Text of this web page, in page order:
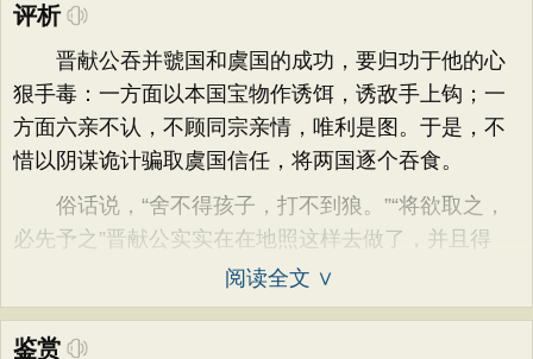
评析
晋献公吞并虢国和虞国的成功，要归功于他的心
狠手毒：一方面以本国宝物作诱饵，诱敌手上钩；一
方面六亲不认，不顾同宗亲情，唯利是图。于是，不
惜以阴谋诡计骗取虞国信任，将两国逐个吞食。
俗话说，“舍不得孩子，打不到狼。”“将欲取之，
必先予之”晋献公实实在在地照这样去做了，并且得
阅读全文 ∨
鉴赏